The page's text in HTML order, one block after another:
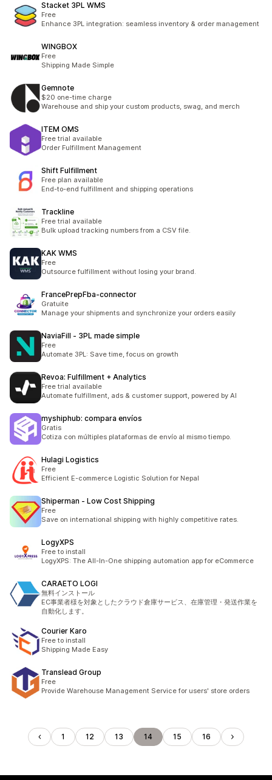
Stacket 3PL WMS
Free
Enhance 3PL integration: seamless inventory & order management
WINGBOX
Free
Shipping Made Simple
Gemnote
$20 one-time charge
Warehouse and ship your custom products, swag, and merch
ITEM OMS
Free trial available
Order Fulfillment Management
Shift Fulfillment
Free plan available
End-to-end fulfillment and shipping operations
Trackline
Free trial available
Bulk upload tracking numbers from a CSV file.
KAK WMS
Free
Outsource fulfillment without losing your brand.
FrancePrepFba‑connector
Gratuite
Manage your shipments and synchronize your orders easily
NaviaFill ‑ 3PL made simple
Free
Automate 3PL: Save time, focus on growth
Revoa: Fulfillment + Analytics
Free trial available
Automate fulfillment, ads & customer support, powered by AI
myshiphub: compara envíos
Gratis
Cotiza con múltiples plataformas de envío al mismo tiempo.
Hulagi Logistics
Free
Efficient E-commerce Logistic Solution for Nepal
Shiperman ‑ Low Cost Shipping
Free
Save on international shipping with highly competitive rates.
LogyXPS
Free to install
LogyXPS: The All-In-One shipping automation app for eCommerce
CARAETO LOGI
無料インストール
EC事業者様を対象としたクラウド倉庫サービス、在庫管理・発送作業を
自動化します。
Courier Karo
Free to install
Shipping Made Easy
Translead Group
Free
Provide Warehouse Management Service for users' store orders
1 12 13 14 15 16